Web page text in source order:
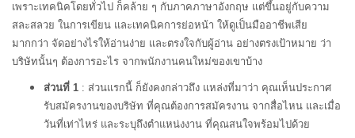
เพราะเทคนิคโดยทั่วไป ก็คล้าย ๆ กับภาคภาษาอังกฤษ แต่ขึ้นอยู่กับความ
สละสลวย ในการเขียน และเทคนิคการย่อหน้า ให้ดูเป็นมืออาชีพเสีย
มากกว่า จัดอย่างไรให้อ่านง่าย และตรงใจกับผู้อ่าน อย่างตรงเป้าหมาย ว่า
บริษัทนั้นๆ ต้องการอะไร จากพนักงานคนใหม่ของเขาบ้าง
ส่วนที่ 1 : ส่วนแรกนี้ ก็ยังคงกล่าวถึง แหล่งที่มาว่า คุณเห็นประกาศ
รับสมัครงานของบริษัท ที่คุณต้องการสมัครงาน จากสื่อไหน และเมื่อ
วันที่เท่าไหร่ และระบุถึงตำแหน่งงาน ที่คุณสนใจพร้อมไปด้วย